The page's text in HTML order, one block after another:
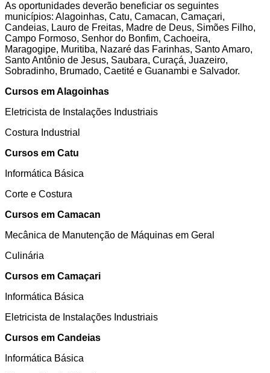
As oportunidades deverão beneficiar os seguintes
municípios: Alagoinhas, Catu, Camacan, Camaçari,
Candeias, Lauro de Freitas, Madre de Deus, Simões Filho,
Campo Formoso, Senhor do Bonfim, Cachoeira,
Maragogipe, Muritiba, Nazaré das Farinhas, Santo Amaro,
Santo Antônio de Jesus, Saubara, Curaçá, Juazeiro,
Sobradinho, Brumado, Caetité e Guanambi e Salvador.
Cursos em Alagoinhas
Eletricista de Instalações Industriais
Costura Industrial
Cursos em Catu
Informática Básica
Corte e Costura
Cursos em Camacan
Mecânica de Manutenção de Máquinas em Geral
Culinária
Cursos em Camaçari
Informática Básica
Eletricista de Instalações Industriais
Cursos em Candeias
Informática Básica